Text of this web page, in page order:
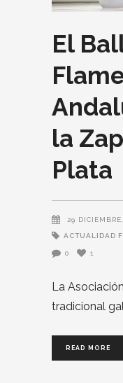
El
la
Plata
29
ACTUALIDAD
0 1
La
tradicional
READ MORE